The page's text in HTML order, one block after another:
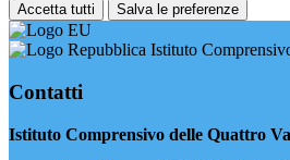
Accetta tutti Salva le preferenze
Istituto
Contatti
Istituto Comprensivo delle Quattro